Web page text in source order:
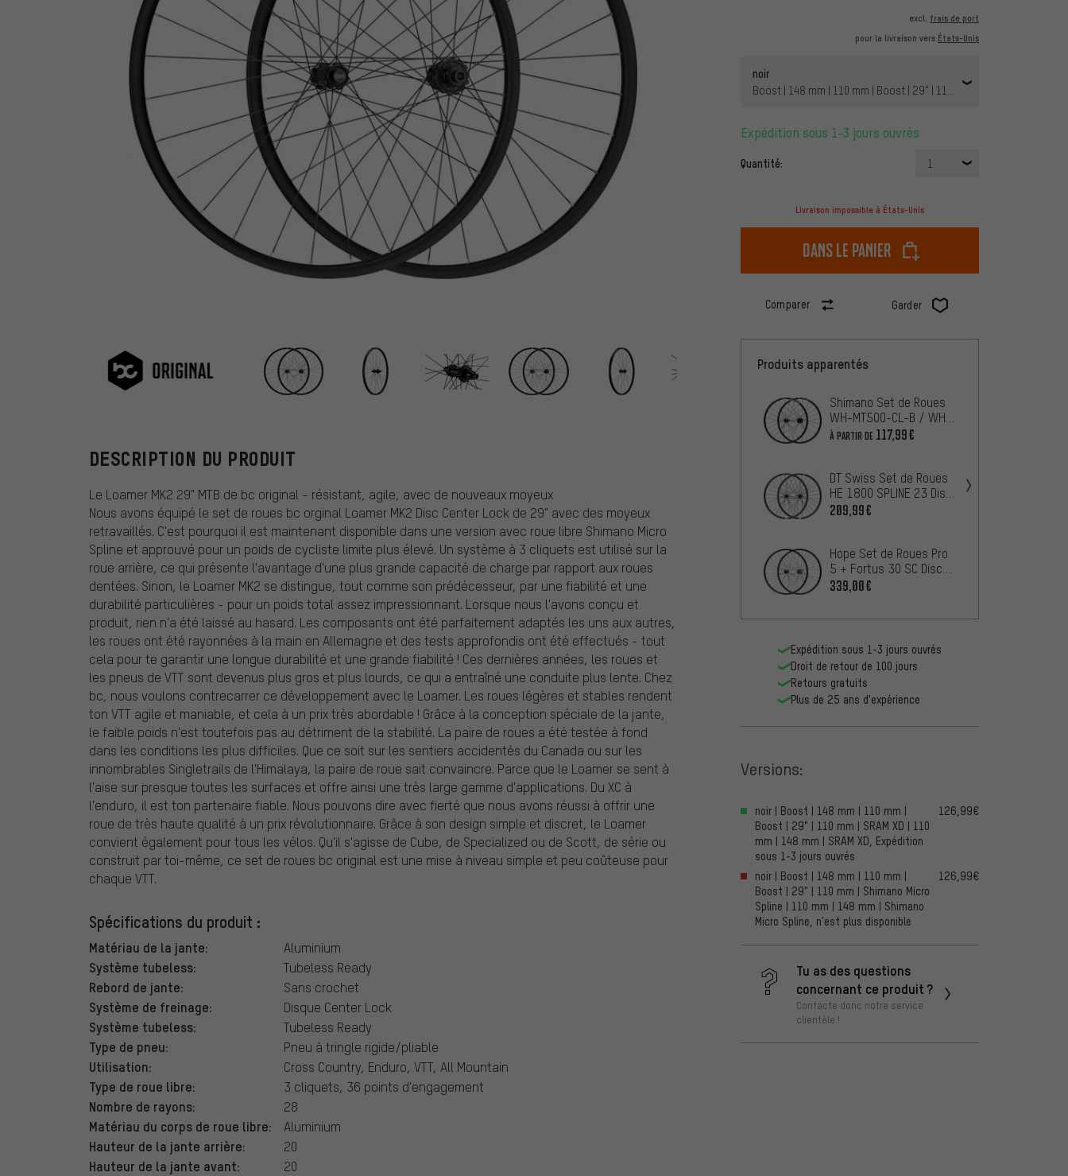
excl. frais de port
pour la livraison vers États-Unis
noir
Boost | 148 mm | 110 mm | Boost | 29" | 110 mm | SRAM XD | 110 mm
Expédition sous 1-3 jours ouvrés
Quantité: 1
Livraison impossible à États-Unis
dans le panier
Comparer Garder
bc original
DESCRIPTION DU PRODUIT
Le Loamer MK2 29" MTB de bc original - résistant, agile, avec de nouveaux moyeux
Nous avons équipé le set de roues bc orginal Loamer MK2 Disc Center Lock de 29" avec des moyeux
retravaillés. C'est pourquoi il est maintenant disponible dans une version avec roue libre Shimano Micro
Spline et approuvé pour un poids de cycliste limite plus élevé. Un système à 3 cliquets est utilisé sur la
roue arrière, ce qui présente l'avantage d'une plus grande capacité de charge par rapport aux roues
dentées. Sinon, le Loamer MK2 se distingue, tout comme son prédécesseur, par une fiabilité et une
durabilité particulières - pour un poids total assez impressionnant. Lorsque nous l'avons conçu et
produit, rien n'a été laissé au hasard. Les composants ont été parfaitement adaptés les uns aux autres,
les roues ont été rayonnées à la main en Allemagne et des tests approfondis ont été effectués - tout
cela pour te garantir une longue durabilité et une grande fiabilité ! Ces dernières années, les roues et
les pneus de VTT sont devenus plus gros et plus lourds, ce qui a entraîné une conduite plus lente. Chez
bc, nous voulons contrecarrer ce développement avec le Loamer. Les roues légères et stables rendent
ton VTT agile et maniable, et cela à un prix très abordable ! Grâce à la conception spéciale de la jante,
le faible poids n'est toutefois pas au détriment de la stabilité. La paire de roues a été testée à fond
dans les conditions les plus difficiles. Que ce soit sur les sentiers accidentés du Canada ou sur les
innombrables Singletrails de l'Himalaya, la paire de roue sait convaincre. Parce que le Loamer se sent à
l'aise sur presque toutes les surfaces et offre ainsi une très large gamme d'applications. Du XC à
l'enduro, il est ton partenaire fiable. Nous pouvons dire avec fierté que nous avons réussi à offrir une
roue de très haute qualité à un prix révolutionnaire. Grâce à son design simple et discret, le Loamer
convient également pour tous les vélos. Qu'il s'agisse de Cube, de Specialized ou de Scott, de série ou
construit par toi-même, ce set de roues bc original est une mise à niveau simple et peu coûteuse pour
chaque VTT.
Spécifications du produit :
Matériau de la jante: Aluminium
Système tubeless: Tubeless Ready
Rebord de jante: Sans crochet
Système de freinage: Disque Center Lock
Système tubeless: Tubeless Ready
Type de pneu: Pneu à tringle rigide/pliable
Utilisation: Cross Country, Enduro, VTT, All Mountain
Type de roue libre: 3 cliquets, 36 points d'engagement
Nombre de rayons: 28
Matériau du corps de roue libre: Aluminium
Hauteur de la jante arrière: 20
Hauteur de la jante avant: 20
Produits apparentés
Shimano Set de Roues
WH-MT500-CL-B / WH-
MT501-CL-B Disc Center
À PARTIR DE 117,99€
DT Swiss Set de Roues
HE 1800 SPLINE 23 Disc
Center Lock 29"
209,99€
Hope Set de Roues Pro
5 + Fortus 30 SC Disc
Center Lock 29" Boost
339,00€
Expédition sous 1-3 jours ouvrés
Droit de retour de 100 jours
Retours gratuits
Plus de 25 ans d'expérience
Versions:
noir | Boost | 148 mm | 110 mm |
Boost | 29" | 110 mm | SRAM XD | 110
mm | 148 mm | SRAM XD, Expédition
sous 1-3 jours ouvrés
126,99€
noir | Boost | 148 mm | 110 mm |
Boost | 29" | 110 mm | Shimano Micro
Spline | 110 mm | 148 mm | Shimano
Micro Spline, n’est plus disponible
126,99€
Tu as des questions
concernant ce produit ?
Contacte donc notre service
clientèle !